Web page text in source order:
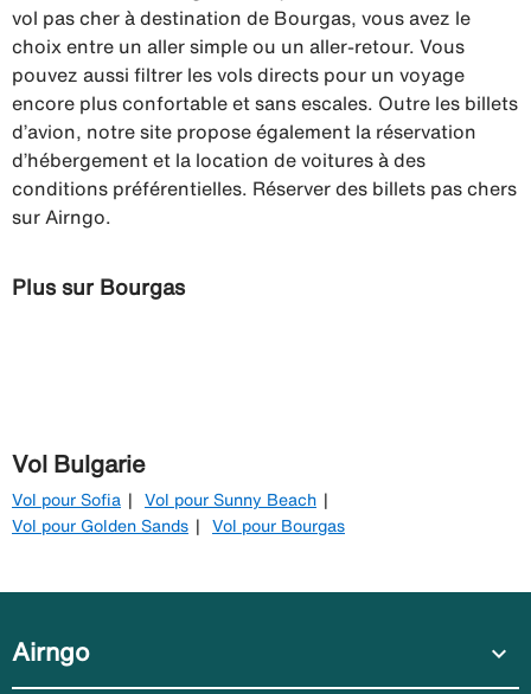
vol pas cher à destination de Bourgas, vous avez le
choix entre un aller simple ou un aller-retour. Vous
pouvez aussi filtrer les vols directs pour un voyage
encore plus confortable et sans escales. Outre les billets
d’avion, notre site propose également la réservation
d’hébergement et la location de voitures à des
conditions préférentielles. Réserver des billets pas chers
sur Airngo.
Plus sur Bourgas
Vol Bulgarie
Vol pour Sofia
Vol pour Sunny Beach
Vol pour Golden Sands
Vol pour Bourgas
Airngo expand_more